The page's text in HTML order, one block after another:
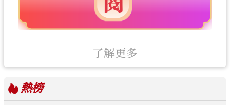
了解更多
熱榜